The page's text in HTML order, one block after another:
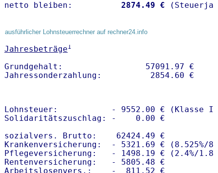
netto bleiben: 2874.49 €
ausführlicher Lohnsteuerrechner auf rechner24.info
Jahresbeträge1
Grundgehalt:                 57091.97 €
Lohnsteuer:           - 9552.00 € (Klasse I)
Solidaritätszuschlag: -    0.00 €
sozialvers. Brutto:    62424.49 €
Krankenversicherung:  - 5321.69 € (8.525%/
Pflegeversicherung:   - 1498.19 € (2.4%/
Rentenversicherung:   - 5805.48 €
Arbeitslosenvers.:    -  811.52 €